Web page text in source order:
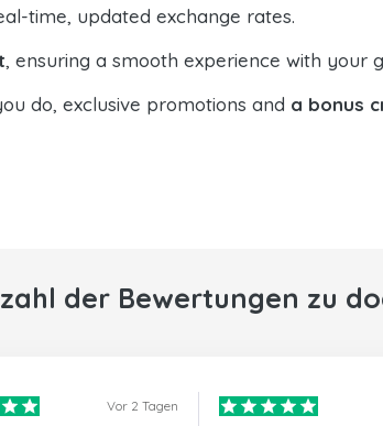
time, updated exchange rates.
, ensuring a smooth experience with your
do, exclusive promotions and a bonus
der Bewertungen zu
Vor 2 Tagen